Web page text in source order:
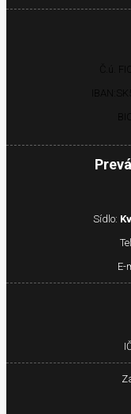
Č.ú.
IBAN:
Sídlo:
E-